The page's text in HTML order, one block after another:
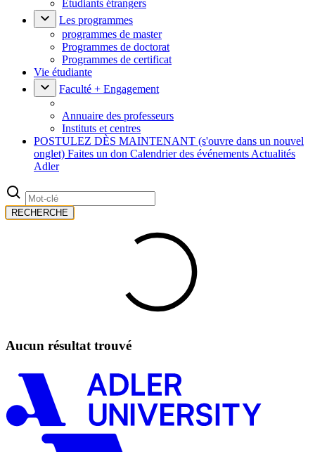
Étudiants étrangers
Les programmes
programmes de master
Programmes de doctorat
Programmes de certificat
Vie étudiante
Faculté + Engagement
Annuaire des professeurs
Instituts et centres
POSTULEZ DÈS MAINTENANT (s'ouvre dans un nouvel
onglet) Faites un don Calendrier des événements Actualités
Adler
RECHERCHE
Aucun résultat trouvé